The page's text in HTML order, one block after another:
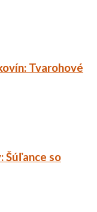
Tvarohové
Šúľance so